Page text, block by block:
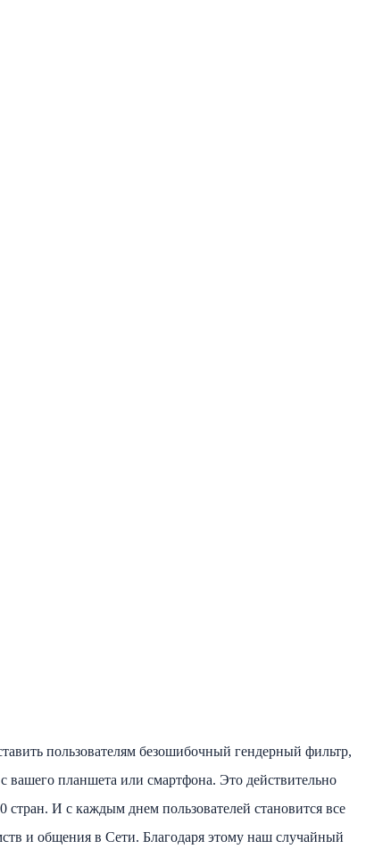
пользователям безошибочный гендерный фильтр,
планшета или смартфона. Это действительно
И с каждым днем пользователей становится все
и общения в Сети. Благодаря этому наш случайный